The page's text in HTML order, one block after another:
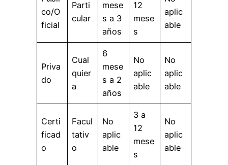
co/O
ficial
Parti
cular
mese
s a 3
años
12
mese
s
aplic
able
Priva
do
Cual
quier
a
6
mese
s a 2
años
No
aplic
able
No
aplic
able
Certi
ficad
o
Facul
tativ
o
No
aplic
able
3 a
12
mese
s
No
aplic
able